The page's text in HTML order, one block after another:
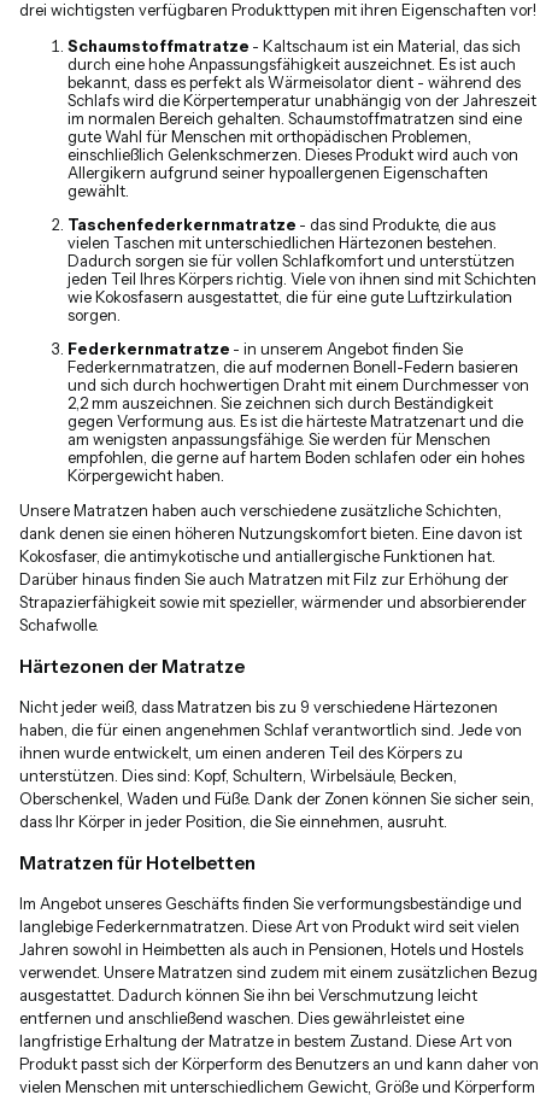
drei wichtigsten verfügbaren Produkttypen mit ihren Eigenschaften vor!
Schaumstoffmatratze - Kaltschaum ist ein Material, das sich
durch eine hohe Anpassungsfähigkeit auszeichnet. Es ist auch
bekannt, dass es perfekt als Wärmeisolator dient - während des
Schlafs wird die Körpertemperatur unabhängig von der Jahreszeit
im normalen Bereich gehalten. Schaumstoffmatratzen sind eine
gute Wahl für Menschen mit orthopädischen Problemen,
einschließlich Gelenkschmerzen. Dieses Produkt wird auch von
Allergikern aufgrund seiner hypoallergenen Eigenschaften
gewählt.
Taschenfederkernmatratze - das sind Produkte, die aus
vielen Taschen mit unterschiedlichen Härtezonen bestehen.
Dadurch sorgen sie für vollen Schlafkomfort und unterstützen
jeden Teil Ihres Körpers richtig. Viele von ihnen sind mit Schichten
wie Kokosfasern ausgestattet, die für eine gute Luftzirkulation
sorgen.
Federkernmatratze - in unserem Angebot finden Sie
Federkernmatratzen, die auf modernen Bonell-Federn basieren
und sich durch hochwertigen Draht mit einem Durchmesser von
2,2 mm auszeichnen. Sie zeichnen sich durch Beständigkeit
gegen Verformung aus. Es ist die härteste Matratzenart und die
am wenigsten anpassungsfähige. Sie werden für Menschen
empfohlen, die gerne auf hartem Boden schlafen oder ein hohes
Körpergewicht haben.
Unsere Matratzen haben auch verschiedene zusätzliche Schichten,
dank denen sie einen höheren Nutzungskomfort bieten. Eine davon ist
Kokosfaser, die antimykotische und antiallergische Funktionen hat.
Darüber hinaus finden Sie auch Matratzen mit Filz zur Erhöhung der
Strapazierfähigkeit sowie mit spezieller, wärmender und absorbierender
Schafwolle.
Härtezonen der Matratze
Nicht jeder weiß, dass Matratzen bis zu 9 verschiedene Härtezonen
haben, die für einen angenehmen Schlaf verantwortlich sind. Jede von
ihnen wurde entwickelt, um einen anderen Teil des Körpers zu
unterstützen. Dies sind: Kopf, Schultern, Wirbelsäule, Becken,
Oberschenkel, Waden und Füße. Dank der Zonen können Sie sicher sein,
dass Ihr Körper in jeder Position, die Sie einnehmen, ausruht.
Matratzen für Hotelbetten
Im Angebot unseres Geschäfts finden Sie verformungsbeständige und
langlebige Federkernmatratzen. Diese Art von Produkt wird seit vielen
Jahren sowohl in Heimbetten als auch in Pensionen, Hotels und Hostels
verwendet. Unsere Matratzen sind zudem mit einem zusätzlichen Bezug
ausgestattet. Dadurch können Sie ihn bei Verschmutzung leicht
entfernen und anschließend waschen. Dies gewährleistet eine
langfristige Erhaltung der Matratze in bestem Zustand. Diese Art von
Produkt passt sich der Körperform des Benutzers an und kann daher von
vielen Menschen mit unterschiedlichem Gewicht, Größe und Körperform